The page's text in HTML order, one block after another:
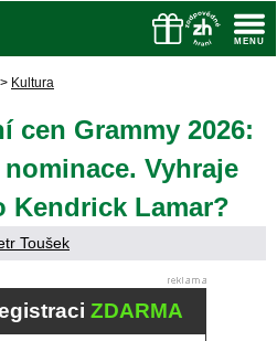
> Kultura
cen Grammy 2026:
Vyhraje
Kendrick Lamar?
Toušek
ZDARMA